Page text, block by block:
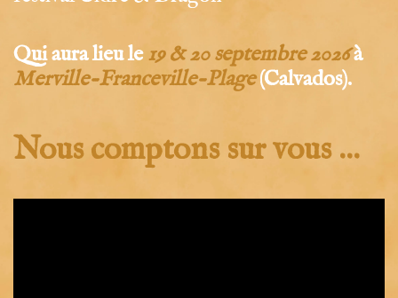
Qui aura lieu le19 & 20 septembre 2026à
Merville-Franceville-Plage(Calvados).
Nous comptons sur vous ...